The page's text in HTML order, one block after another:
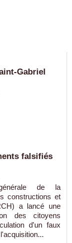
Gabriel
falsifiés
de la
constructions et
a lancé une
des citoyens
d'un faux